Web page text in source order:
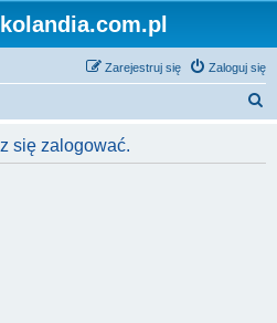
Zaloguj się
Zarejestruj się
się zalogować.